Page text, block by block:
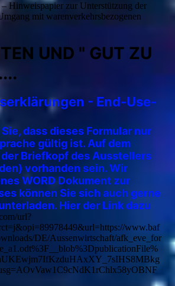
Hinweispapier zur Unterstützung der
mit warenverkehrsbezogenen
UND " GUT ZU
- End-Use-
dass dieses Formular nur
gültig ist. Auf dem
der Briefkopf des Ausstellers
vorhanden sein. Wir
WORD Dokument zur
können Sie sich auch gerne
Hier der Link dazu
url?
www.baf
DE/Aussenwirtschaft/afk_eve_for